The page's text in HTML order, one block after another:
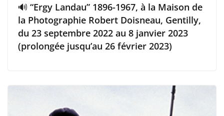
🔊 “Ergy Landau” 1896-1967, à la Maison de
la Photographie Robert Doisneau, Gentilly,
du 23 septembre 2022 au 8 janvier 2023
(prolongée jusqu’au 26 février 2023)